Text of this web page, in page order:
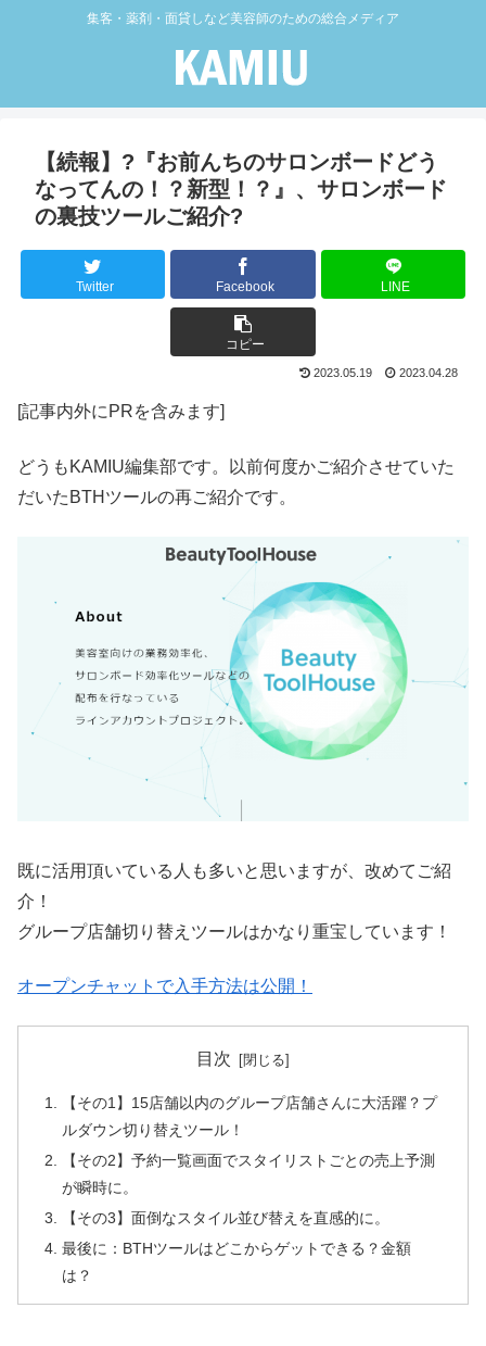
集客・薬剤・面貸しなど美容師のための総合メディア
【続報】?『お前んちのサロンボードどう
なってんの！？新型！？』、サロンボード
の裏技ツールご紹介?
Twitter Facebook LINE
コピー
2023.05.19 2023.04.28
[記事内外にPRを含みます]
どうもKAMIU編集部です。以前何度かご紹介させていた
だいたBTHツールの再ご紹介です。
既に活用頂いている人も多いと思いますが、改めてご紹
介！
グループ店舗切り替えツールはかなり重宝しています！
オープンチャットで入手方法は公開！
目次
【その1】15店舗以内のグループ店舗さんに大活躍？プ
ルダウン切り替えツール！
【その2】予約一覧画面でスタイリストごとの売上予測
が瞬時に。
【その3】面倒なスタイル並び替えを直感的に。
最後に：BTHツールはどこからゲットできる？金額
は？